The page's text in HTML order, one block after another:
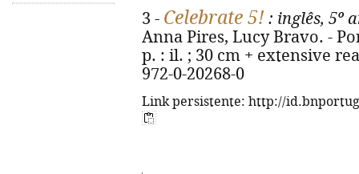
3 - Celebrate 5! : inglês, 5º
Anna Pires, Lucy Bravo. -
p. : il. ; 30 cm + extensive
972-0-20268-0
Link persistente: http://